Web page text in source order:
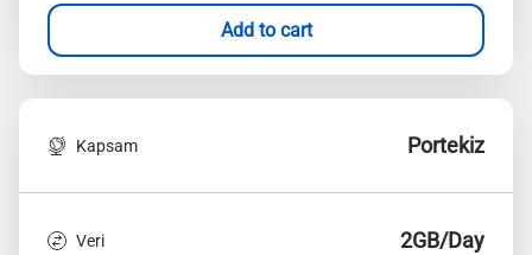
Add to cart
Kapsam Portekiz
Veri 2GB/Day